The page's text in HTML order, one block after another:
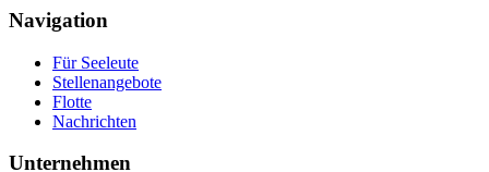
Navigation
Für Seeleute
Stellenangebote
Flotte
Nachrichten
Unternehmen